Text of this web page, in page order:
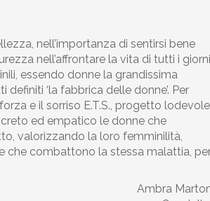
nell’importanza di sentirsi bene
nell’affrontare la vita di tutti i giorni
essendo donne la grandissima
‘la fabbrica delle donne’. Per
e il sorriso E.T.S., progetto lodevole
ed empatico le donne che
valorizzando la loro femminilità,
che combattono la stessa malattia,
Ambra